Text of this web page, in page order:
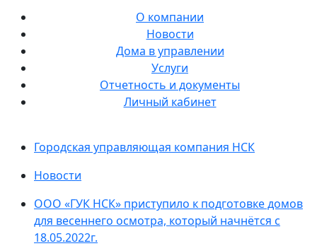
О компании
Новости
Дома в управлении
Услуги
Отчетность и документы
Личный кабинет
Городская управляющая компания НСК
Новости
ООО «ГУК НСК» приступило к подготовке домов
для весеннего осмотра, который начнётся с
18.05.2022г.